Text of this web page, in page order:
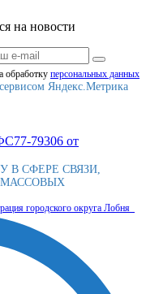
на новости
обработку персональныx данных
Яндекс.Метрика
79306 от
В СФЕРЕ СВЯЗИ,
городского округа Лобня